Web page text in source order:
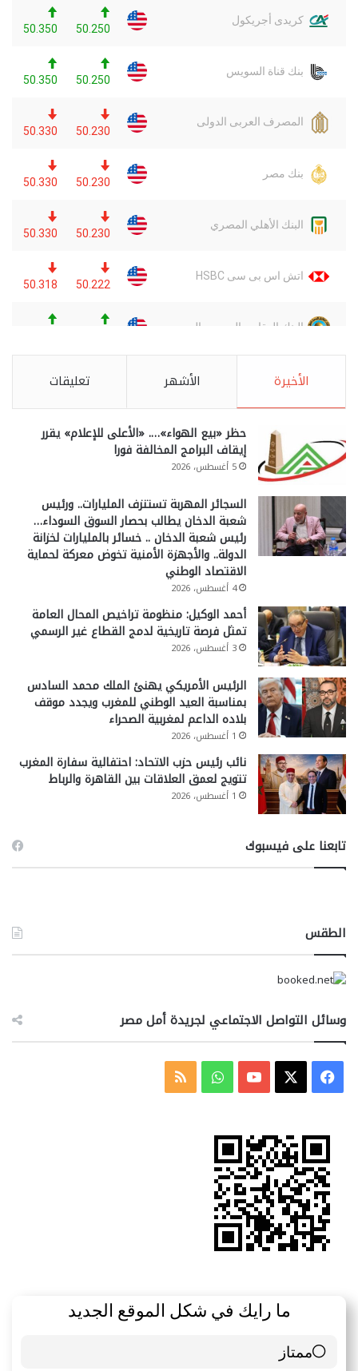
الأخيرة الأشهر تعليقات
حظر «بيع الهواء»…. «الأعلى للإعلام» يقرر
إيقاف البرامج المخالفة فورا
5 أغسطس، 2026
السجائر المهربة تستنزف المليارات.. ورئيس
شعبة الدخان يطالب بحصار السوق السوداء…
رئيس شعبة الدخان .. خسائر بالمليارات لخزانة
الدولة.. والأجهزة الأمنية تخوض معركة لحماية
الاقتصاد الوطني
4 أغسطس، 2026
أحمد الوكيل: منظومة تراخيص المحال العامة
تمثل فرصة تاريخية لدمج القطاع غير الرسمي
3 أغسطس، 2026
الرئيس الأمريكي يهنئ الملك محمد السادس
بمناسبة العيد الوطني للمغرب ويجدد موقف
بلاده الداعم لمغربية الصحراء
1 أغسطس، 2026
نائب رئيس حزب الاتحاد: احتفالية سفارة المغرب
تتويج لعمق العلاقات بين القاهرة والرباط
1 أغسطس، 2026
تابعنا على فيسبوك
الطقس
وسائل التواصل الاجتماعي لجريدة أمل مصر
فيسبوك ‫YouTubeواتسابملخص
ما رايك في شكل الموقع الجديد
ممتاز
6 ( 85.71 % )